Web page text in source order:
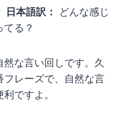
日本語訳：
どんな感じ
る？
然な言い回しです。久
フレーズで、自然な言
ですよ。